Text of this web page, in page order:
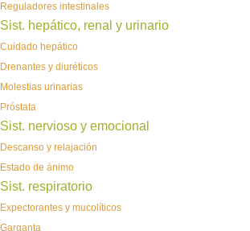
Reguladores intestinales
Sist. hepático, renal y urinario
Cuidado hepático
Drenantes y diuréticos
Molestias urinarias
Próstata
Sist. nervioso y emocional
Descanso y relajación
Estado de ánimo
Sist. respiratorio
Expectorantes y mucolíticos
Garganta